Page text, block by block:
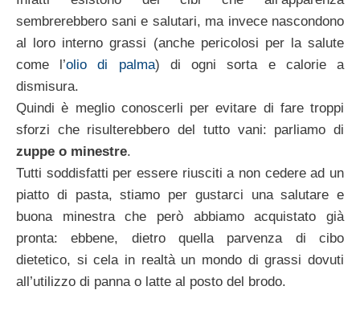
sembrerebbero sani e salutari, ma invece nascondono
al loro interno grassi (anche pericolosi per la salute
come l’olio di palma) di ogni sorta e calorie a
dismisura.
Quindi è meglio conoscerli per evitare di fare troppi
sforzi che risulterebbero del tutto vani: parliamo di
zuppe o minestre.
Tutti soddisfatti per essere riusciti a non cedere ad un
piatto di pasta, stiamo per gustarci una salutare e
buona minestra che però abbiamo acquistato già
pronta: ebbene, dietro quella parvenza di cibo
dietetico, si cela in realtà un mondo di grassi dovuti
all’utilizzo di panna o latte al posto del brodo.